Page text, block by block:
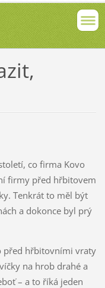
co firma Kovo
firmy před hřbitovem
Tenkrát to měl být
a dokonce byl prý
před hřbitovními vraty
na hrob drahé a
– a to říká jeden